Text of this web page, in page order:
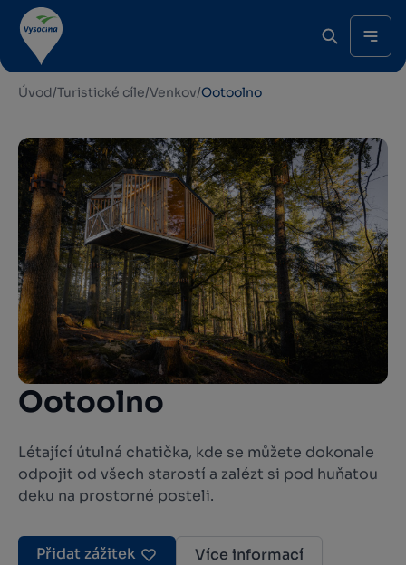
Úvod/Turistické cíle/Venkov/Ootoolno
Ootoolno
Létající útulná chatička, kde se můžete dokonale
odpojit od všech starostí a zalézt si pod huňatou
deku na prostorné posteli.
Přidat zážitek
Více informací